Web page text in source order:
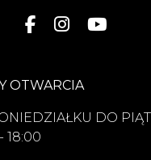
OTWARCIA
DO
18:00